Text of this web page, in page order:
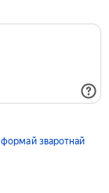
формай зваротнай